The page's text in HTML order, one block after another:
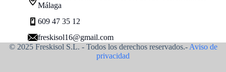
Málaga
609 47 35 12
freskisol16@gmail.com
© 2025 Freskisol S.L. - Todos los derechos reservados.- Aviso de
privacidad